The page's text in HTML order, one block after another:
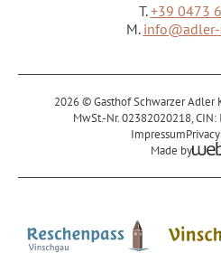
T.+39 0473
M.
2026 © Gasthof Schwarzer Adler
MwSt.-Nr. 02382020218, CIN:
Impressum
Made by